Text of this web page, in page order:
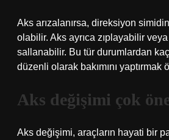
Aks arızalanırsa, direksiyon
olabilir. Aks ayrıca zıplayabilir
sallanabilir. Bu tür durumlardan
düzenli olarak bakımını yaptırmak
Aks değişimi çok
Aks değişimi, araçların hayati bir